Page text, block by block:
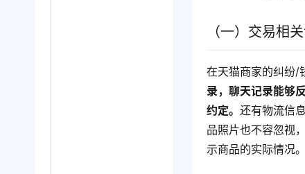
（一）交易相
在天猫商家的纠纷/
录，聊天记录能够
约定。还有物流信
品照片也不容忽视
示商品的实际情况。